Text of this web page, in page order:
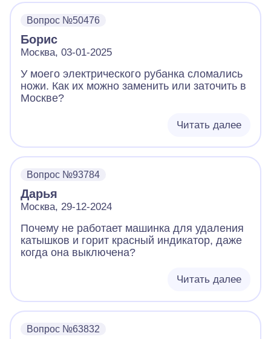
Вопрос №50476
Борис
Москва, 03-01-2025
У моего электрического рубанка сломались
ножи. Как их можно заменить или заточить в
Москве?
Читать далее
Вопрос №93784
Дарья
Москва, 29-12-2024
Почему не работает машинка для удаления
катышков и горит красный индикатор, даже
когда она выключена?
Читать далее
Вопрос №63832